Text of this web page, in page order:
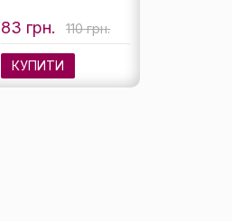
83 грн. 110 грн.
КУПИТИ